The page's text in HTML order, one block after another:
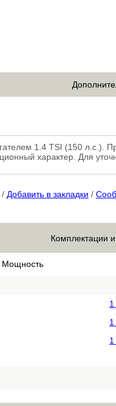
1.4 TSI (150 л.с.).
характер. Для
/ Добавить в закладки /
Комплектации
Мощность
1
1
1